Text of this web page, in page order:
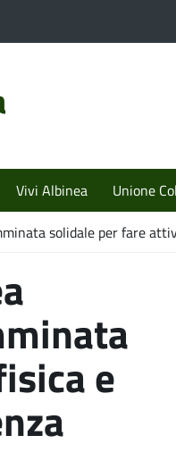
Vivi Albinea Unione
solidale per fare
e